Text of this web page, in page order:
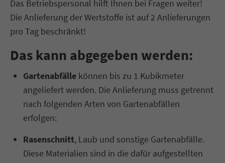
Das Betriebspersonal hilft Ihnen bei Fragen weiter!
Die Anlieferung der Wertstoffe ist auf 2 Anlieferungen
pro Tag beschränkt!
Das kann abgegeben werden:
Gartenabfälle können bis zu 1 Kubikmeter
angeliefert werden. Die Anlieferung muss getrennt
nach folgenden Arten von Gartenabfällen
erfolgen:
Rasenschnitt, Laub und sonstige Gartenabfälle.
Diese Materialien sind in die dafür aufgestellten